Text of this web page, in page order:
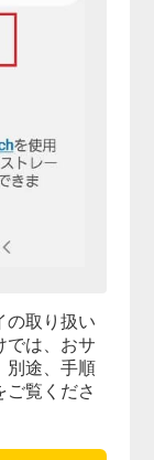
の取り扱い
では、おサ
別途、手順
ご覧くださ